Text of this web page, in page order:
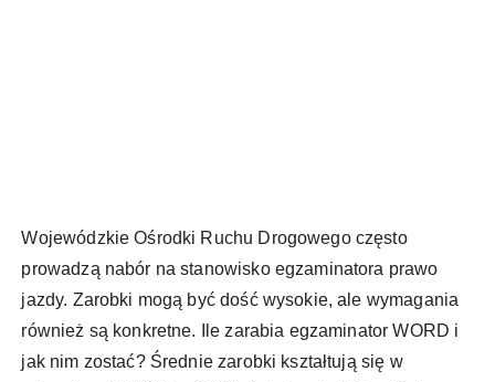
Wojewódzkie Ośrodki Ruchu Drogowego często
prowadzą nabór na stanowisko egzaminatora prawo
jazdy. Zarobki mogą być dość wysokie, ale wymagania
również są konkretne. Ile zarabia egzaminator WORD i
jak nim zostać? Średnie zarobki kształtują się w